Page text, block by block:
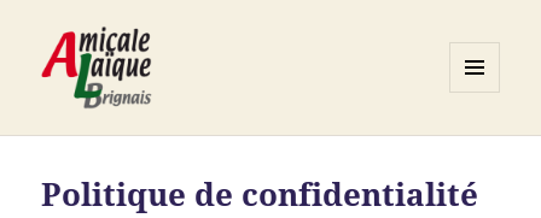
WIDGETS
Politique de confidentialité